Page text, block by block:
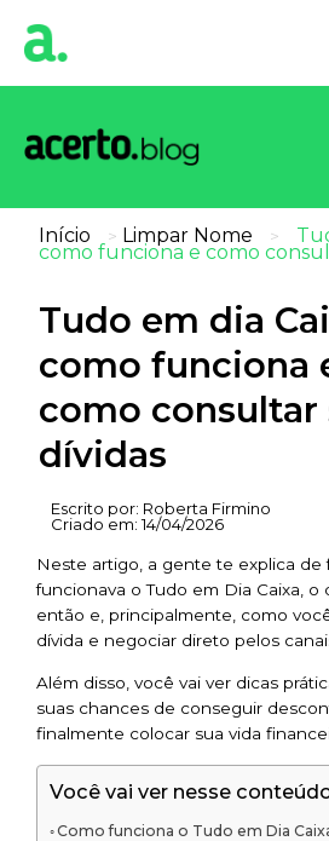
Início > Limpar Nome >
como funciona e como
Tudo em dia
como funciona
como consultar
dívidas
Escrito por: Roberta Firmino
Criado em: 14/04/2026
Neste artigo, a gente te explica de
funcionava o Tudo em Dia Caixa,
então e, principalmente, como
dívida e negociar direto pelos
Além disso, você vai ver dicas
suas chances de conseguir
finalmente colocar sua vida
Você vai ver nesse
Como funciona o Tudo em Dia